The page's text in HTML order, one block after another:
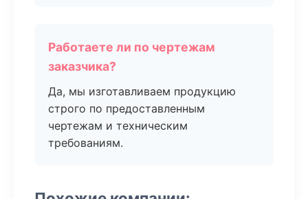
Работаете ли по чертежам
заказчика?
Да, мы изготавливаем продукцию
строго по предоставленным
чертежам и техническим
требованиям.